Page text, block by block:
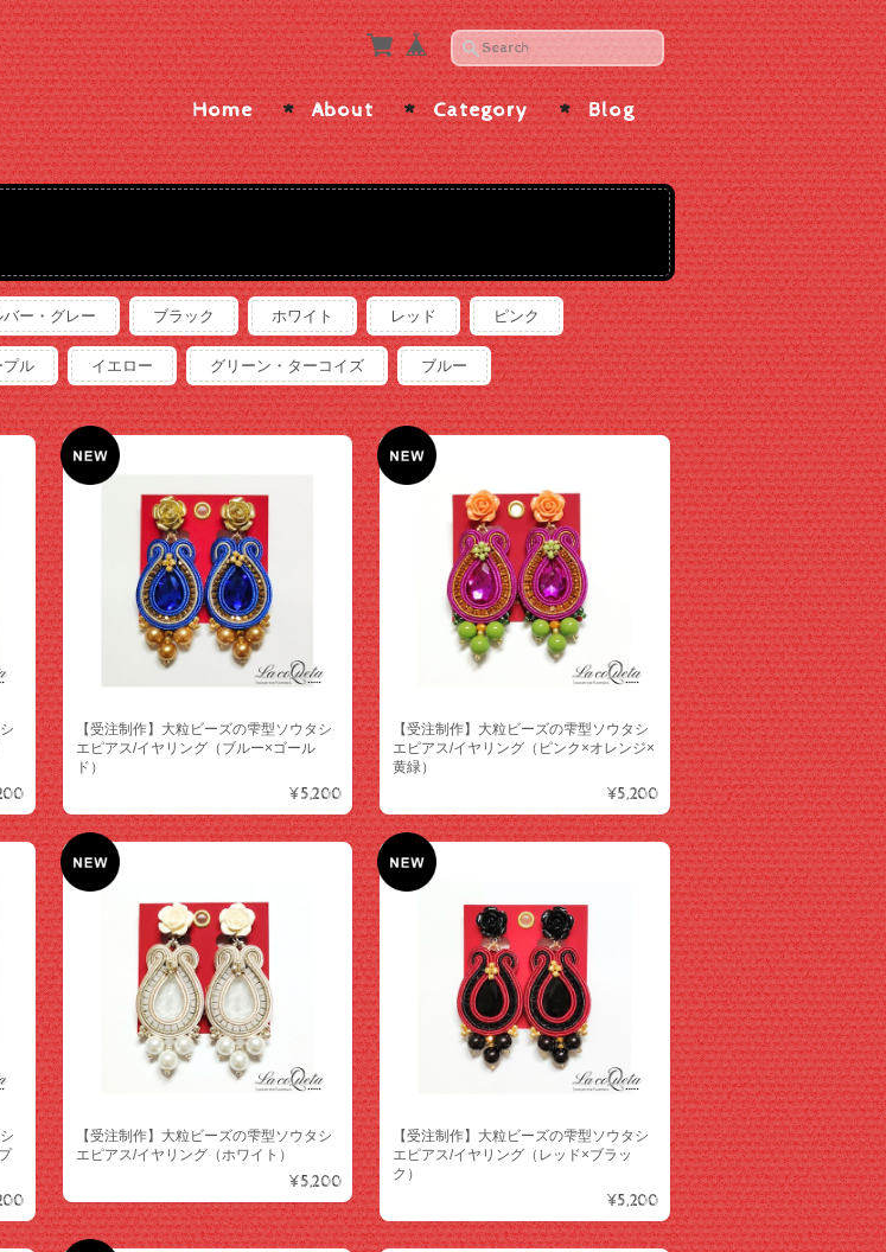
Home About Category Blog
バー・グレー ブラック ホワイト レッド ピンク
プル イエロー グリーン・ターコイズ ブルー
【受注制作】大粒ビーズの雫型ソウタシ
エピアス/イヤリング（ブルー×ゴール
ド）
¥5,200
【受注制作】大粒ビーズの雫型ソウタシ
エピアス/イヤリング（ピンク×オレンジ×
黄緑）
¥5,200
【受注制作】大粒ビーズの雫型ソウタシ
エピアス/イヤリング（ホワイト）
¥5,200
【受注制作】大粒ビーズの雫型ソウタシ
エピアス/イヤリング（レッド×ブラッ
ク）
¥5,200